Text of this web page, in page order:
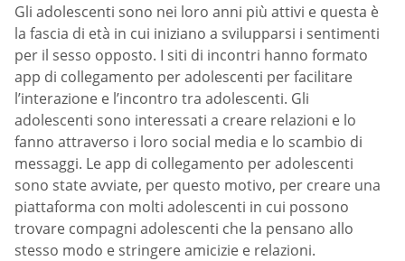
Gli adolescenti sono nei loro anni più attivi e questa è
la fascia di età in cui iniziano a svilupparsi i sentimenti
per il sesso opposto. I siti di incontri hanno formato
app di collegamento per adolescenti per facilitare
l’interazione e l’incontro tra adolescenti. Gli
adolescenti sono interessati a creare relazioni e lo
fanno attraverso i loro social media e lo scambio di
messaggi. Le app di collegamento per adolescenti
sono state avviate, per questo motivo, per creare una
piattaforma con molti adolescenti in cui possono
trovare compagni adolescenti che la pensano allo
stesso modo e stringere amicizie e relazioni.